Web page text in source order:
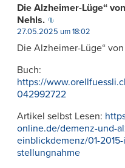
Die Alzheimer-Lüge“
Nehls.
27.05.2025 um 18:02
Die Alzheimer-Lüge“
Buch:
https://
042992722
Artikel selbst Lesen:
online.de/demenz-und-
einblickdemenz/01-
stellungnahme